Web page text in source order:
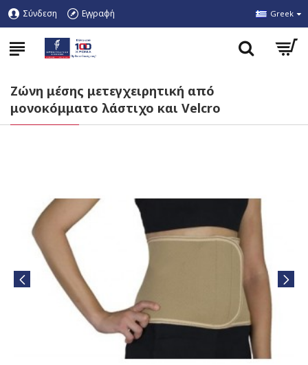
Σύνδεση Εγγραφή Greek
Ζώνη μέσης μετεγχειρητική από
μονοκόμματο λάστιχο και Velcro